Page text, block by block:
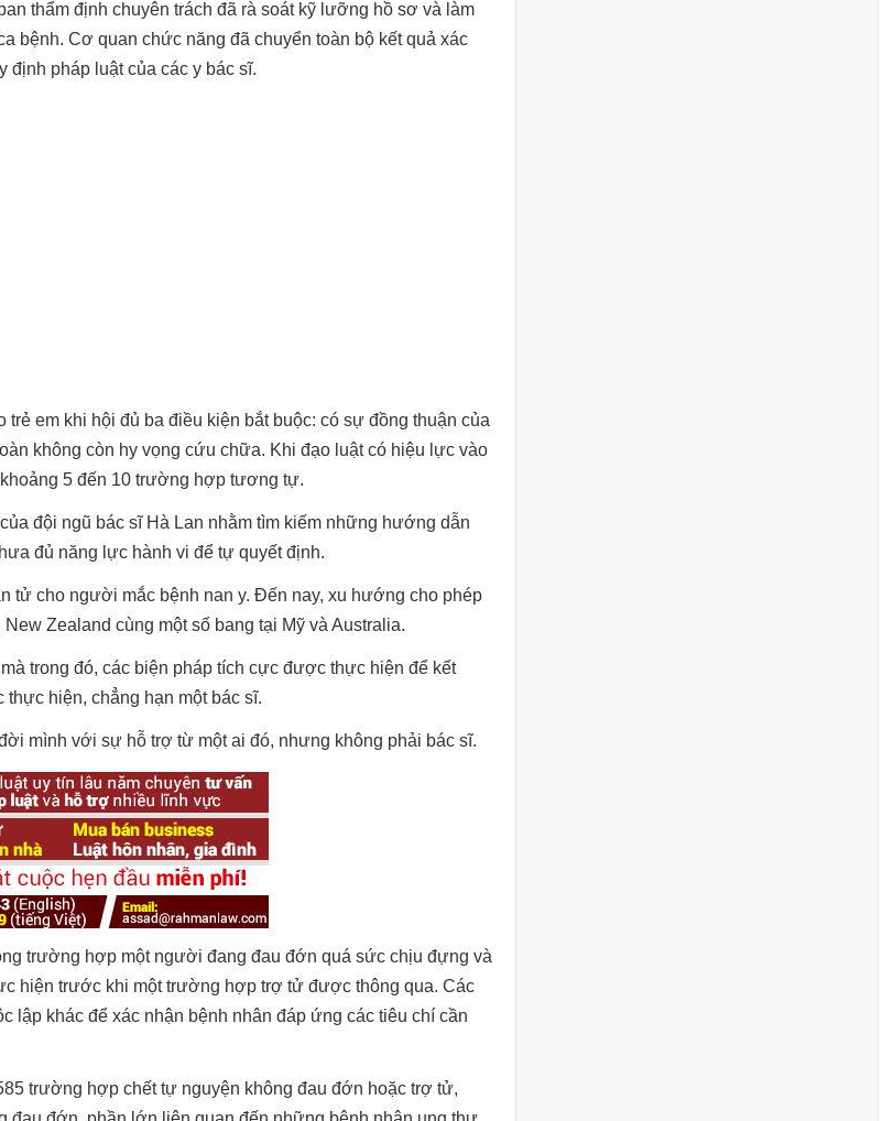
thẩm định chuyên trách đã rà soát kỹ lưỡng hồ sơ và làm
bệnh. Cơ quan chức năng đã chuyển toàn bộ kết quả xác
định pháp luật của các y bác sĩ.
em khi hội đủ ba điều kiện bắt buộc: có sự đồng thuận của
không còn hy vọng cứu chữa. Khi đạo luật có hiệu lực vào
5 đến 10 trường hợp tương tự.
đội ngũ bác sĩ Hà Lan nhằm tìm kiếm những hướng dẫn
đủ năng lực hành vi để tự quyết định.
tử cho người mắc bệnh nan y. Đến nay, xu hướng cho phép
Zealand cùng một số bang tại Mỹ và Australia.
trong đó, các biện pháp tích cực được thực hiện để kết
hiện, chẳng hạn một bác sĩ.
mình với sự hỗ trợ từ một ai đó, nhưng không phải bác sĩ.
trường hợp một người đang đau đớn quá sức chịu đựng và
hiện trước khi một trường hợp trợ tử được thông qua. Các
lập khác để xác nhận bệnh nhân đáp ứng các tiêu chí cần
trường hợp chết tự nguyện không đau đớn hoặc trợ tử,